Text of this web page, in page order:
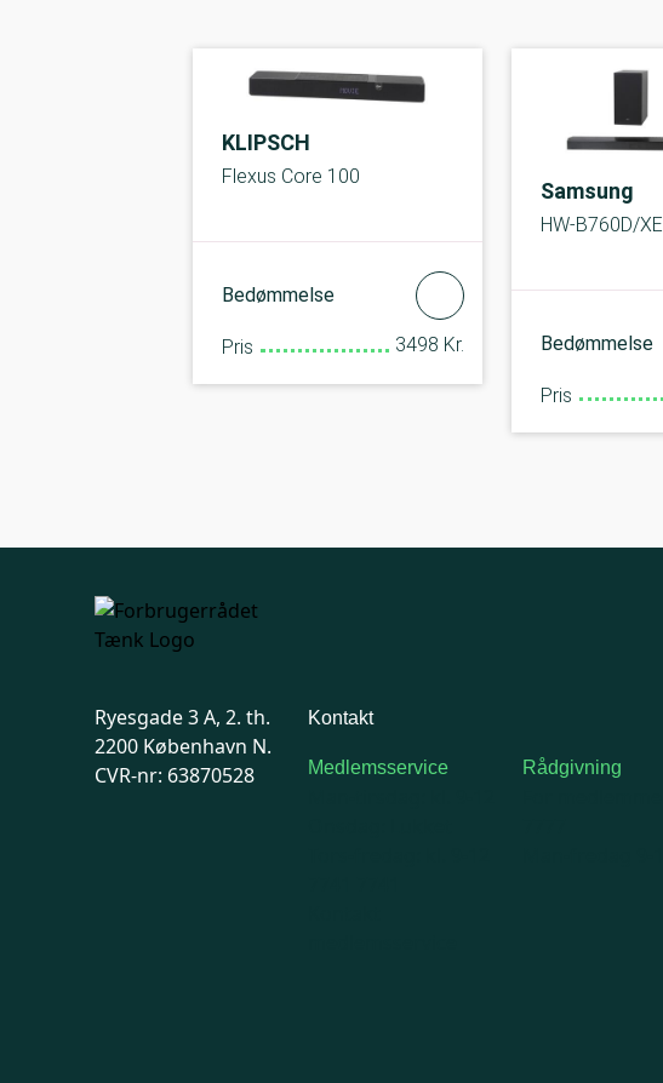
KLIPSCH
Flexus Core 100
Bedømmelse
Pris 3498 Kr.
Samsung
HW-B760D/XE
Bedømmelse
Pris
Ryesgade 3 A, 2. th.
2200 København N.
CVR-nr: 63870528
Kontakt
Medlemsservice Rådgivning